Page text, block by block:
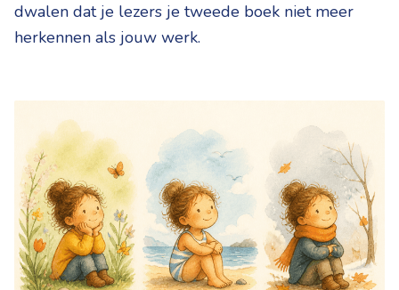
dwalen dat je lezers je tweede boek niet meer
herkennen als jouw werk.